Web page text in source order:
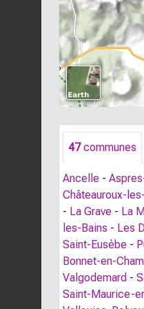
47communes
Ancelle -
Châteauroux-
- La Grave - La
les-Bains - Les
Saint-Eusèbe -
Bonnet-en-
Valgodemard -
Saint-Maurice-